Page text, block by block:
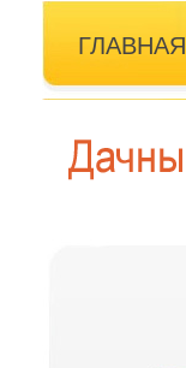
ГЛАВНАЯ